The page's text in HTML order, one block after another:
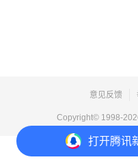
打开腾讯
意见反馈
Copyright© 1998-